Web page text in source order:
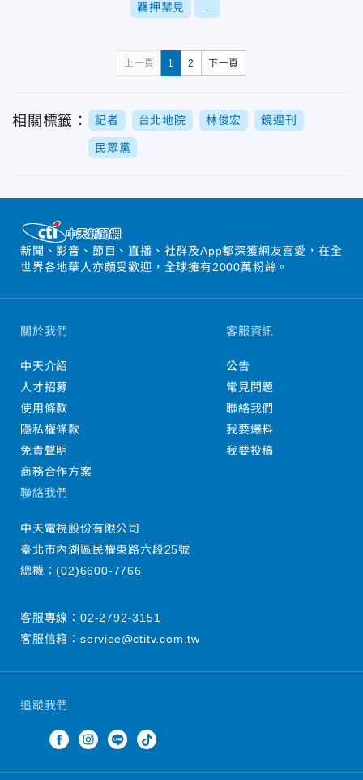
羈押禁見
上一頁 1 2 下一頁
相關標籤： 記者 台北地院 林俊宏 鏡週刊
民眾黨
新聞、影音、節目、直播、社群及App都深獲網友喜愛，在全
世界各地華人亦頗受歡迎，全球擁有2000萬粉絲。
追蹤我們
關於我們
中天介紹
人才招募
使用條款
隱私權條款
免責聲明
商務合作方案
客服資訊
公告
常見問題
聯絡我們
我要爆料
我要投稿
聯絡我們
中天電視股份有限公司
臺北市內湖區民權東路六段25號
總機：(02)6600-7766
客服專線： 02-2792-3151
客服信箱： service@ctitv.com.tw